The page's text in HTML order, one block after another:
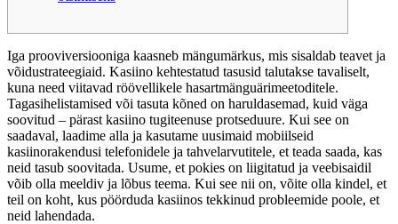
Iga prooviversiooniga kaasneb mängumärkus, mis sisaldab teavet ja
võidustrateegiaid. Kasiino kehtestatud tasusid talutakse tavaliselt,
kuna need viitavad röövellikele hasartmänguärimeetoditele.
Tagasihelistamised või tasuta kõned on haruldasemad, kuid väga
soovitud – pärast kasiino tugiteenuse protseduure. Kui see on
saadaval, laadime alla ja kasutame uusimaid mobiilseid
kasiinorakendusi telefonidele ja tahvelarvutitele, et teada saada, kas
neid tasub soovitada. Usume, et pokies on liigitatud ja veebisaidil
võib olla meeldiv ja lõbus teema. Kui see nii on, võite olla kindel, et
teil on koht, kus pöörduda kasiinos tekkinud probleemide poole, et
neid lahendada.